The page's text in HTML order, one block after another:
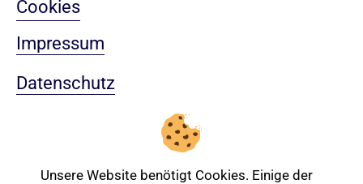
Cookies
Impressum
Datenschutz
Nach oben
Unsere Website benötigt Cookies. Einige der